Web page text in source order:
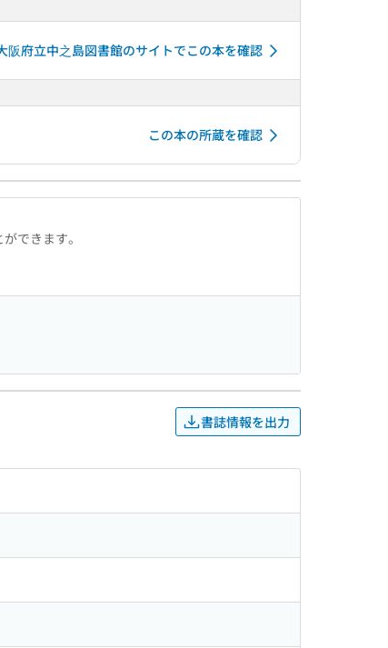
阪府立中之島図書館のサイトでこの本を確認
この本の所蔵を確認
できます。
書誌情報を出力